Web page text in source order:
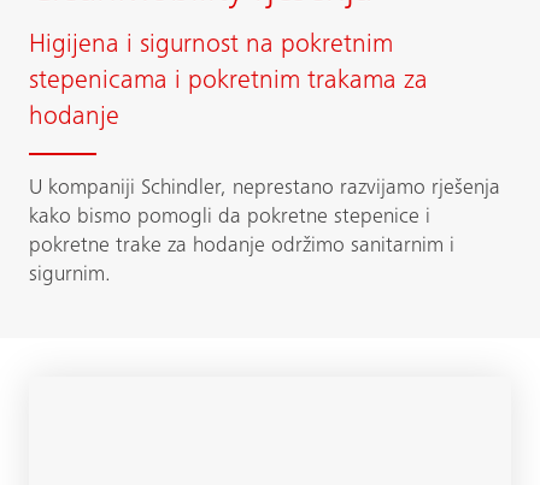
Higijena i sigurnost na pokretnim
stepenicama i pokretnim trakama za
hodanje
U kompaniji Schindler, neprestano razvijamo rješenja
kako bismo pomogli da pokretne stepenice i
pokretne trake za hodanje održimo sanitarnim i
sigurnim.